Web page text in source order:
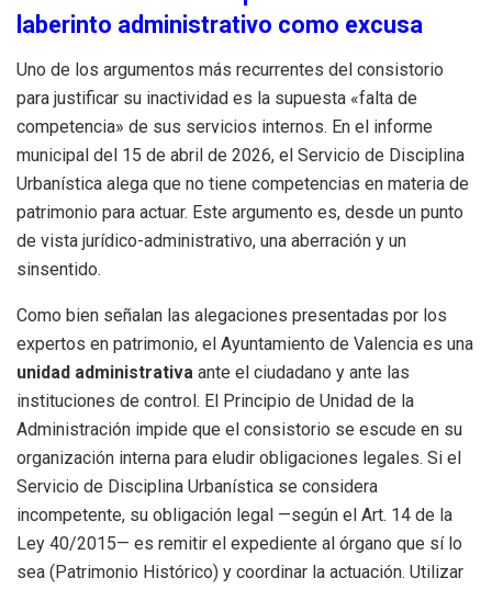
laberinto administrativo como excusa
Uno de los argumentos más recurrentes del consistorio
para justificar su inactividad es la supuesta «falta de
competencia» de sus servicios internos. En el informe
municipal del 15 de abril de 2026, el Servicio de Disciplina
Urbanística alega que no tiene competencias en materia de
patrimonio para actuar. Este argumento es, desde un punto
de vista jurídico-administrativo, una aberración y un
sinsentido.
Como bien señalan las alegaciones presentadas por los
expertos en patrimonio, el Ayuntamiento de Valencia es una
unidad administrativa ante el ciudadano y ante las
instituciones de control. El Principio de Unidad de la
Administración impide que el consistorio se escude en su
organización interna para eludir obligaciones legales. Si el
Servicio de Disciplina Urbanística se considera
incompetente, su obligación legal —según el Art. 14 de la
Ley 40/2015— es remitir el expediente al órgano que sí lo
sea (Patrimonio Histórico) y coordinar la actuación. Utilizar